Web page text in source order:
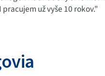
už vyše 10 rokov."